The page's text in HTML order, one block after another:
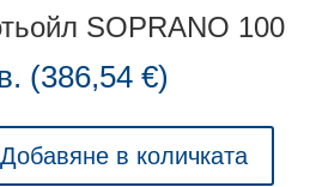
SOPRANO 100
(386,54€)
Добавяне в количката